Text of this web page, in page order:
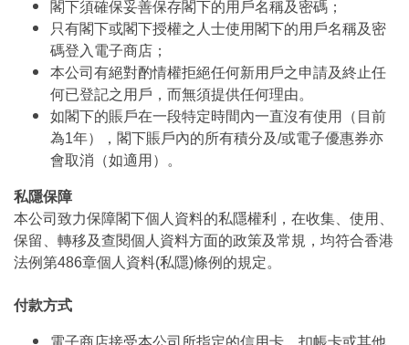
閣下須確保妥善保存閣下的用戶名稱及密碼；
只有閣下或閣下授權之人士使用閣下的用戶名稱及密
碼登入電子商店；
本公司有絕對酌情權拒絕任何新用戶之申請及終止任
何已登記之用戶，而無須提供任何理由。
如閣下的賬戶在一段特定時間內一直沒有使用（目前
為1年），閣下賬戶內的所有積分及/或電子優惠券亦
會取消（如適用）。
私隱保障
本公司致力保障閣下個人資料的私隱權利，在收集、使用、
保留、轉移及查閱個人資料方面的政策及常規，均符合香港
法例第486章個人資料(私隱)條例的規定。
付款方式
電子商店接受本公司所指定的信用卡、扣帳卡或其他